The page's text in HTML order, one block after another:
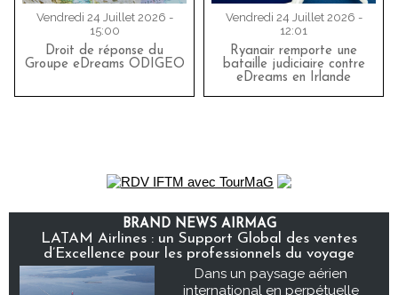
Vendredi 24 Juillet 2026 -
15:00
Droit de réponse du
Groupe eDreams ODIGEO
Vendredi 24 Juillet 2026 -
12:01
Ryanair remporte une
bataille judiciaire contre
eDreams en Irlande
BRAND NEWS AIRMAG
LATAM Airlines : un Support Global des ventes
d’Excellence pour les professionnels du voyage
Dans un paysage aérien
international en perpétuelle